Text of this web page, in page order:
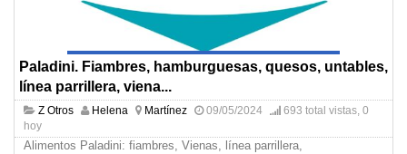
Paladini. Fiambres, hamburguesas, quesos, untables,
línea parrillera, viena...
Z Otros Helena Martínez 09/05/2024
693 total vistas, 0
hoy
Alimentos Paladini: fiambres, Vienas, línea parrillera,